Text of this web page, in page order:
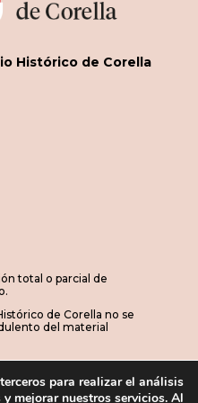
Histórico de Corella
total o parcial de
de Corella no se
del material
para realizar el análisis
mejorar nuestros servicios. Al